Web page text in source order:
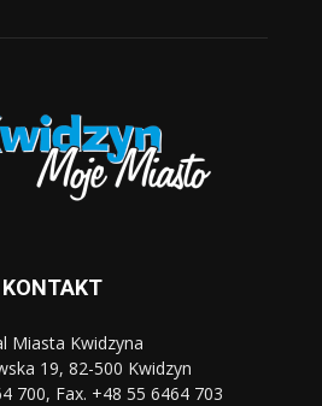
KONTAKT
Miasta Kwidzyna
19, 82-500 Kwidzyn
700, Fax. +48 55 6464 703